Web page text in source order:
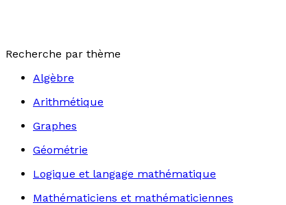
Recherche par thème
Algèbre
Arithmétique
Graphes
Géométrie
Logique et langage mathématique
Mathématiciens et mathématiciennes